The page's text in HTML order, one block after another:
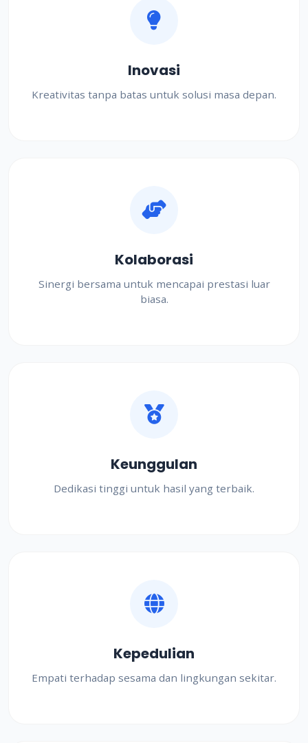
Inovasi
Kreativitas tanpa batas untuk solusi masa depan.
Kolaborasi
Sinergi bersama untuk mencapai prestasi luar
biasa.
Keunggulan
Dedikasi tinggi untuk hasil yang terbaik.
Kepedulian
Empati terhadap sesama dan lingkungan sekitar.